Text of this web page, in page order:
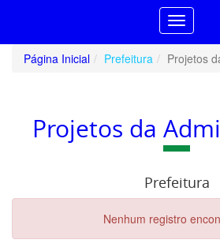
Toggle
navigation
Página Inicial
Prefeitura Projetos
Projetos da
Prefeitura
Nenhum registro